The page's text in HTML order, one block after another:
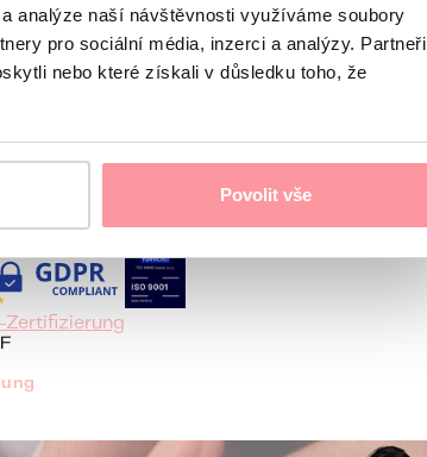
analýze naší návštěvnosti využíváme soubory
pro sociální média, inzerci a analýzy. Partneři
nebo které získali v důsledku toho, že
Povolit vše
Русский Română